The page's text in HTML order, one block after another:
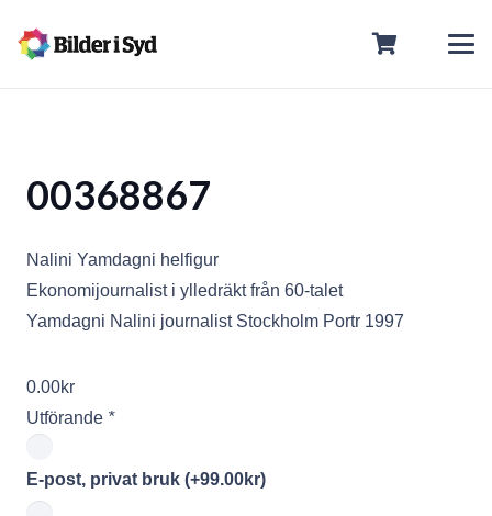
00368867
Nalini Yamdagni helfigur
Ekonomijournalist i ylledräkt från 60-talet
Yamdagni Nalini journalist Stockholm Portr 1997
0.00kr
Utförande *
E-post, privat bruk (+99.00kr)